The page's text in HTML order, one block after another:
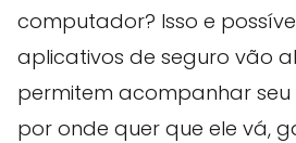
computador? Isso e
aplicativos de seguro vão
permitem acompanhar seu
por onde quer que ele vá,